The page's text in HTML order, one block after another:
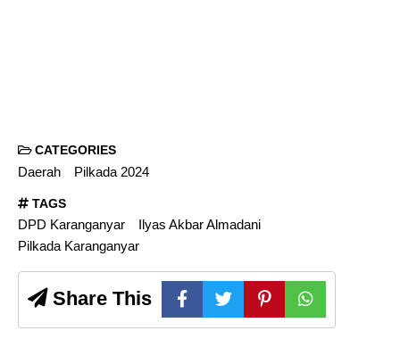
CATEGORIES
Daerah Pilkada 2024
TAGS
DPD Karanganyar
Ilyas Akbar Almadani
Pilkada Karanganyar
Share This